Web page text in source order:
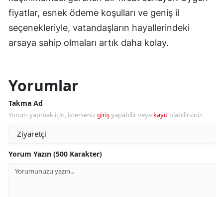
fiyatlar, esnek ödeme koşulları ve geniş il
seçenekleriyle, vatandaşların hayallerindeki
arsaya sahip olmaları artık daha kolay.
Yorumlar
Takma Ad
Yorum yapmak için, istersenizgirişyapabilir veya kayıt olabilirsiniz.
Yorum Yazın (500 Karakter)